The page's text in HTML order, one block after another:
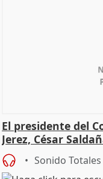
El presidente del
Jerez, César
Sonido Totales